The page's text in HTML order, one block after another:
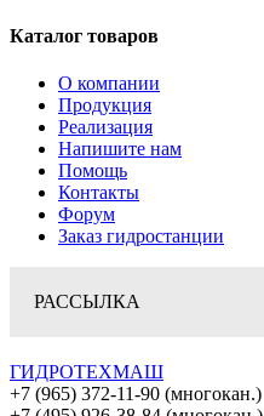
Каталог товаров
О компании
Продукция
Реализация
Напишите нам
Помощь
Контакты
Форум
Заказ гидростанции
РАССЫЛКА
ГИДРОТЕХМАШ
+7 (965) 372-11-90 (многокан.)